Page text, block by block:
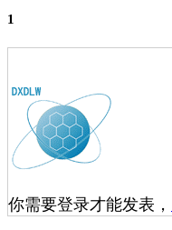
1
你需要登录才能发表，